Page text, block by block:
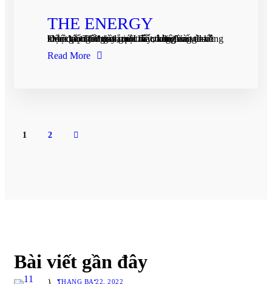
THE ENERGY
“Một tấc thời gian, một tấc vàng. Vàng không mua được tấc thời gian. Tấc vàng mất đi về kiếm lại. Thời gian qua mất, khó lòng tìm.” Đọc đoạn thơ này mới thấy thời gian và sức khoẻ giống nhau lắm. Lúc có thời...
Read More
1 2
Bài viết gần đây
ĐỘ TIN CẬY ĐỐI VỚI SẢN PHẨM CỦA DHI
THÁNG BA 22, 2022